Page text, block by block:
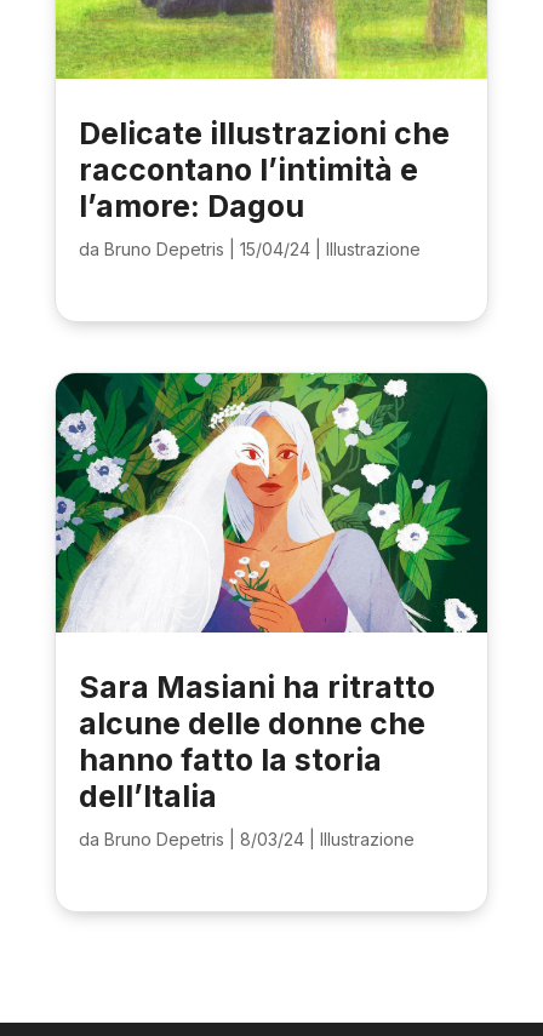
Delicate illustrazioni che
raccontano l’intimità e
l’amore: Dagou
da Bruno Depetris 15/04/24| Illustrazione
Sara Masiani ha ritratto
alcune delle donne che
hanno fatto la storia
dell’Italia
da Bruno Depetris 8/03/24| Illustrazione